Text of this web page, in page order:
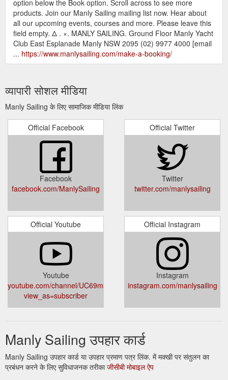
option below the Book option. Scroll across to see more
products. Join our Manly Sailing mailing list now. Hear about
all our upcoming events, courses and more. Please leave this
field empty. Δ . ×. MANLY SAILING. Ground Floor Manly Yacht
Club East Esplanade Manly NSW 2095 (02) 9977 4000 [email
... https://www.manlysailing.com/make-a-booking/
व्यापारी सोशल मीडिया
Manly Sailing के लिए सामाजिक मीडिया लिंक
Official Facebook
Facebook
facebook.com/ManlySailing
Official Twitter
Twitter
twitter.com/manlysailing
Official Youtube
Youtube
youtube.com/channel/UC69m3P6Hbf_8Ur07X0xOPiQ?
view_as=subscriber
Official Instagram
Instagram
instagram.com/manlysailing
Manly Sailing उपहार कार्ड
Manly Sailing उपहार कार्ड या उपहार प्रमाण पत्र लिंक. में मक्खी पर संतुलन का
प्रबंधन करने के लिए सुविधाजनक तरीकाजीसीबी मोबाइल ऐप